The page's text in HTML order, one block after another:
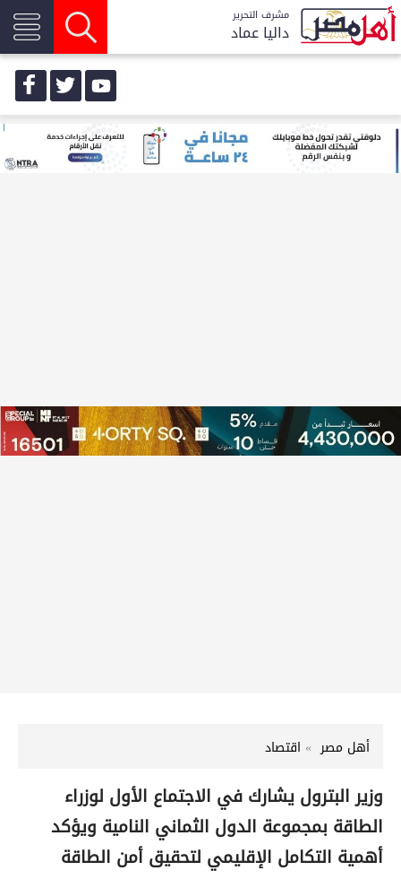
مشرف التحرير
داليا عماد
أهل مصر اقتصاد
وزير البترول يشارك في الاجتماع الأول لوزراء
الطاقة بمجموعة الدول الثماني النامية ويؤكد
أهمية التكامل الإقليمي لتحقيق أمن الطاقة